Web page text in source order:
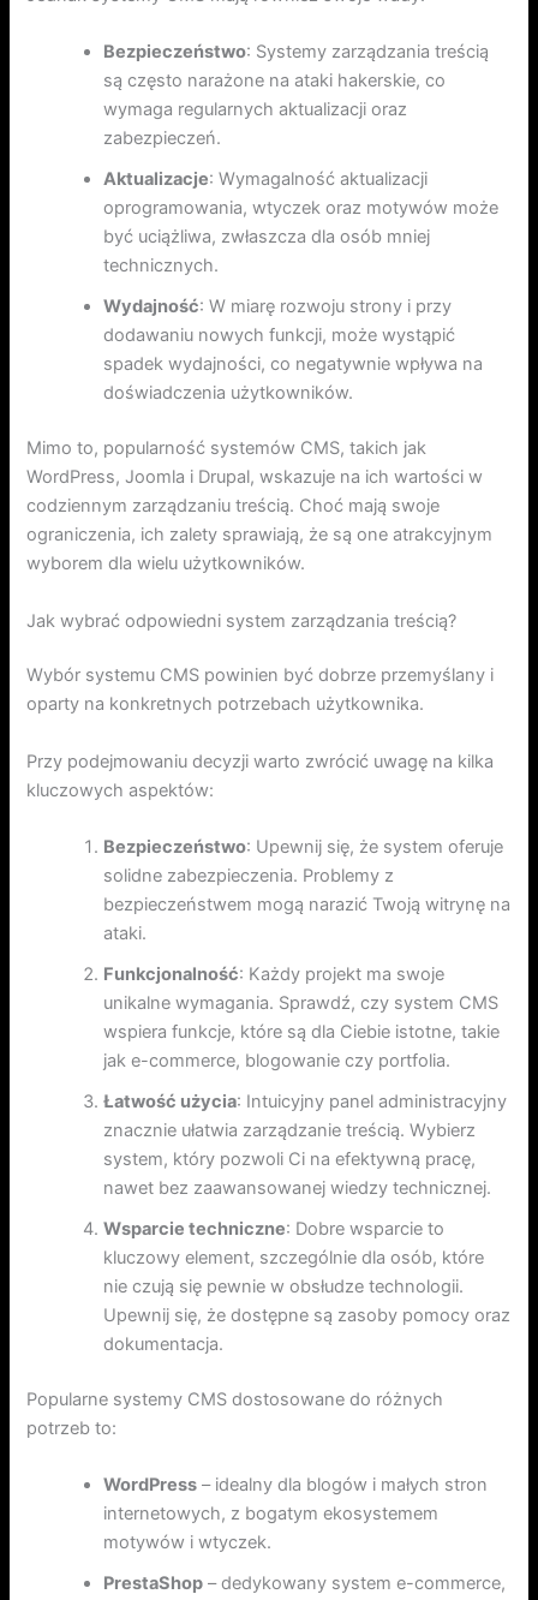
Bezpieczeństwo: Systemy zarządzania treścią
są często narażone na ataki hakerskie, co
wymaga regularnych aktualizacji oraz
zabezpieczeń.
Aktualizacje: Wymagalność aktualizacji
oprogramowania, wtyczek oraz motywów może
być uciążliwa, zwłaszcza dla osób mniej
technicznych.
Wydajność: W miarę rozwoju strony i przy
dodawaniu nowych funkcji, może wystąpić
spadek wydajności, co negatywnie wpływa na
doświadczenia użytkowników.
Mimo to, popularność systemów CMS, takich jak
WordPress, Joomla i Drupal, wskazuje na ich wartości w
codziennym zarządzaniu treścią. Choć mają swoje
ograniczenia, ich zalety sprawiają, że są one atrakcyjnym
wyborem dla wielu użytkowników.
Jak wybrać odpowiedni system zarządzania treścią?
Wybór systemu CMS powinien być dobrze przemyślany i
oparty na konkretnych potrzebach użytkownika.
Przy podejmowaniu decyzji warto zwrócić uwagę na kilka
kluczowych aspektów:
Bezpieczeństwo: Upewnij się, że system oferuje
solidne zabezpieczenia. Problemy z
bezpieczeństwem mogą narazić Twoją witrynę na
ataki.
Funkcjonalność: Każdy projekt ma swoje
unikalne wymagania. Sprawdź, czy system CMS
wspiera funkcje, które są dla Ciebie istotne, takie
jak e-commerce, blogowanie czy portfolia.
Łatwość użycia: Intuicyjny panel administracyjny
znacznie ułatwia zarządzanie treścią. Wybierz
system, który pozwoli Ci na efektywną pracę,
nawet bez zaawansowanej wiedzy technicznej.
Wsparcie techniczne: Dobre wsparcie to
kluczowy element, szczególnie dla osób, które
nie czują się pewnie w obsłudze technologii.
Upewnij się, że dostępne są zasoby pomocy oraz
dokumentacja.
Popularne systemy CMS dostosowane do różnych
potrzeb to:
WordPress – idealny dla blogów i małych stron
internetowych, z bogatym ekosystemem
motywów i wtyczek.
PrestaShop – dedykowany system e-commerce,